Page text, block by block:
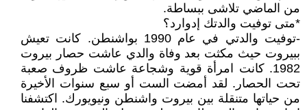
من الماضي تلاشى ببساطة.
*متى توفيت والدتك إدوارد؟
-توفيت والدتي في عام 1990 بواشنطن. كانت تعيش
ببيروت حيث مكثت بعد وفاة والدي عاشت حصار بيروت
1982. كانت امرأة قوية وشجاعة عاشت ظروف صعبة
تحت الحصار. لقد أمضت الست أو سبع سنوات الأخيرة
من حياتها متنقلة بين بيروت واشنطن ونيويورك. اكتشفنا